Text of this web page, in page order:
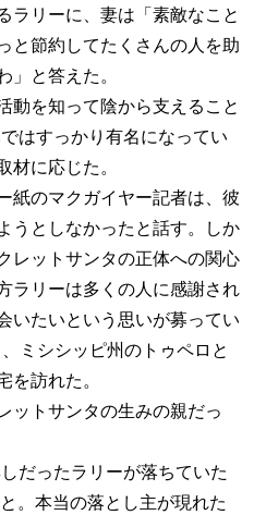
ラリーに、妻は「素敵なこと
と節約してたくさんの人を助
」と答えた。
を知って陰から支えること
はすっかり有名になってい
材に応じた。
紙のマクガイヤー記者は、彼
うとしなかったと話す。しか
レットサンタの正体への関心
ラリーは多くの人に感謝され
いたいという思いが募ってい
ミシシッピ州のトゥペロと
を訪れた。
ットサンタの生みの親だっ
だったラリーが落ちていた
。本当の落とし主が現れた